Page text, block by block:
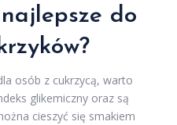
do
osób z cukrzycą, warto
glikemiczny oraz są
cieszyć się smakiem